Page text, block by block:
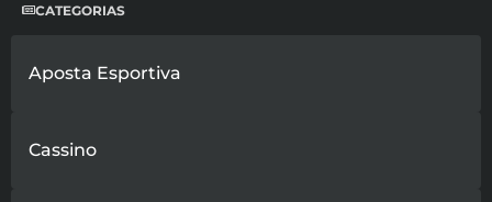
CATEGORIAS
Aposta Esportiva
Cassino